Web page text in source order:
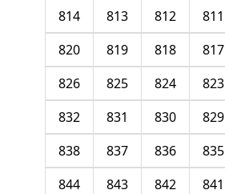
811
812
813
814
817
818
819
820
823
824
825
826
829
830
831
832
835
836
837
838
841
842
843
844